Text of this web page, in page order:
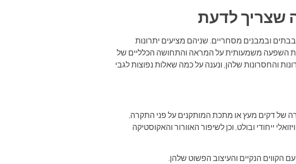
שצריך לדעת
ובמבנים מסחריים. שניהם מציעים יתרונות
השפעה משמעותית על המראה והתחושה הכלליים של
והחסרונות שלהן, ונענה על כמה שאלות נפוצות לגבי
של דקים מעץ או מתכת המותקנים על פני התקרה,
ייחודי ובולט, וכן לשיפור האוורור והאקוסטיקה
הקווים הנקיים והעיצוב הפשוט שלהן.